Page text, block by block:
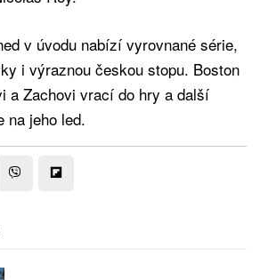
v úvodu nabízí vyrovnané série,
i výraznou českou stopu. Boston
a Zachovi vrací do hry a další
na jeho led.